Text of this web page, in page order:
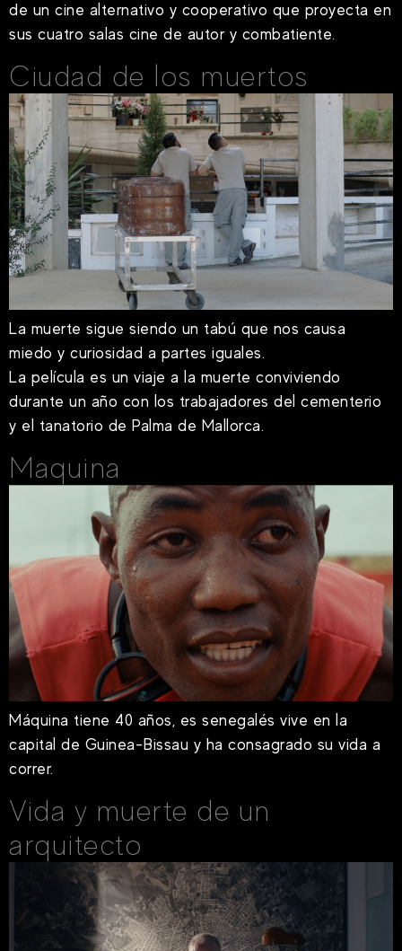
de un cine alternativo y cooperativo que proyecta en
sus cuatro salas cine de autor y combatiente.
Ciudad de los muertos
La muerte sigue siendo un tabú que nos causa
miedo y curiosidad a partes iguales.
La película es un viaje a la muerte conviviendo
durante un año con los trabajadores del cementerio
y el tanatorio de Palma de Mallorca.
Maquina
Máquina tiene 40 años, es senegalés vive en la
capital de Guinea-Bissau y ha consagrado su vida a
correr.
Vida y muerte de un
arquitecto